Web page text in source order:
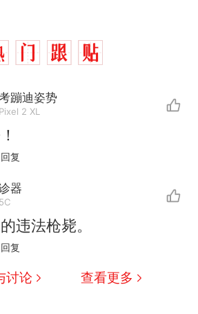
蹦迪姿势
2 XL
回复
器
违法枪毙。
回复
讨论 查看更多
制裁瓜子饺子，美国怕什
？
那个在床头放菜刀的女孩，
老师一句“跟我回家”改写了
生
大厨“全国小炒肉大王”称
，仅凭视频评出？中国烹饪
会回应
子上山采菌偶然发现鸡枞菌